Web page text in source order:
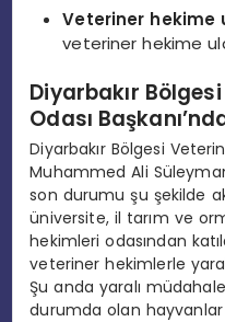
Veteriner hekime
veteriner hekime
Diyarbakır
Odası
Diyarbakır Bölgesi
Muhammed Ali
son durumu şu şekilde
üniversite, il tarım ve
hekimleri odasından
veteriner hekimlerle
Şu anda yaralı
durumda olan